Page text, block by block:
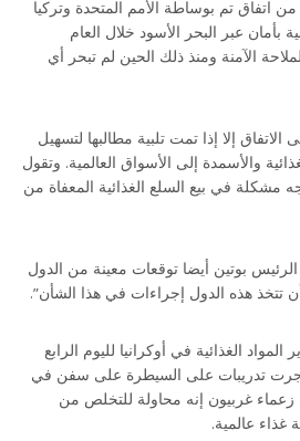
اتفاق تم بوساطة الأمم المتحدة وتركيا
بأمان عبر البحر الأسود خلال العام
الآمنة ومنذ ذلك الحين لم تبحر أي
إلا إذا تمت تلبية مطالبها لتسهيل
والأسمدة إلى الأسواق العالمية. وتقول
مشكلة في بيع السلع الغذائية المعفاة من
بوتين أيضا توقعات معينة من الدول
تتخذ هذه الدول إجراءات في هذا الشأن”.
الغذائية في أوكرانيا لليوم الرابع
تدريبات على السيطرة على سفن في
زعماء غربيون إنه محاولة للتخلص من
غذاء عالمية.